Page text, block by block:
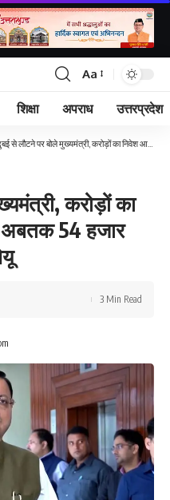
Font
Resizer
Aa
शिक्षा अपराध उत्तरप्रदेश
से लौटने पर बोले मुख्यमंत्री, करोड़ों का निवेश आएगा उत्तराखंड, अबतक 54 हजार करोड से अधिक के एमओयू
करोड़ों का
अबतक 54 हजार
3 Min Read